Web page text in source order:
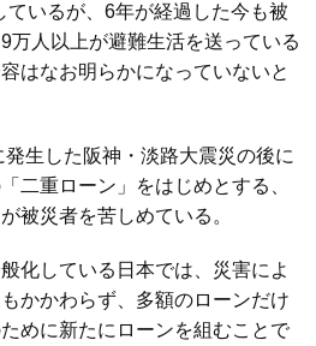
いるが、6年が経過した今も被
万人以上が避難生活を送っている
はなお明らかになっていないと
生した阪神・淡路大震災の後に
二重ローン」をはじめとする、
被災者を苦しめている。
化している日本では、災害によ
かかわらず、多額のローンだけ
めに新たにローンを組むことで